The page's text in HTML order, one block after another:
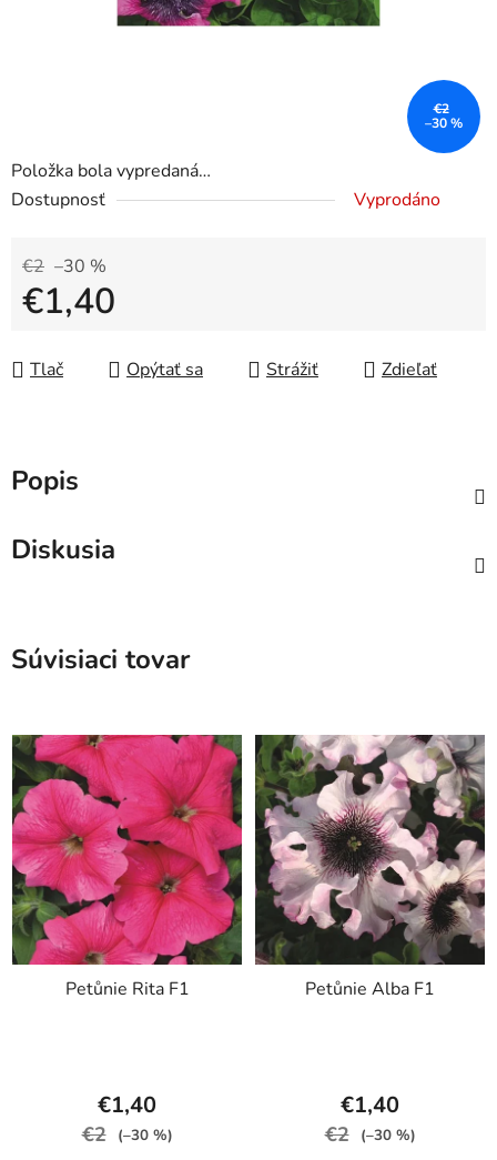
Položka bola vypredaná…
Dostupnosť
Vyprodáno
€2 –30 %
€1,40
Tlač
Opýtať sa Strážiť Zdieľať
€2
–30 %
Popis
Diskusia
Súvisiaci tovar
Petůnie Rita F1
€1,40
€2 (–30 %)
Petůnie Alba F1
€1,40
€2 (–30 %)